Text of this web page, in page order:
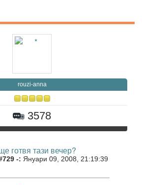
rouzi-anna
3578
готвя тази вечер?
-: Януари 09, 2008, 21:19:39